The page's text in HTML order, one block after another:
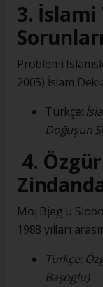
3. İslami
Sorunları
Problemi
2005) İslam
Türkçe:
Doğuşun
4.
Moj Bjeg u
1988 yılları
Türkçe:
Başoğlu)